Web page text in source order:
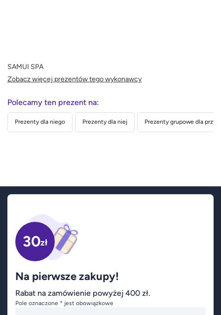
SAMUI SPA
Zobacz więcej prezentów tego wykonawcy
Polecamy ten prezent na:
Prezenty dla niego Prezenty dla niej Prezenty grupowe dla
30zł
Na pierwsze zakupy!
Rabat na zamówienie powyżej 400 zł.
Pole oznaczone * jest obowiązkowe